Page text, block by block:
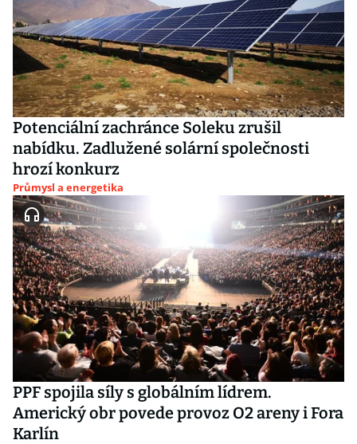
Potenciální zachránce Soleku zrušil
nabídku. Zadlužené solární společnosti
hrozí konkurz
Průmysl a energetika
PPF spojila síly s globálním lídrem.
Americký obr povede provoz O2 areny i Fora
Karlín